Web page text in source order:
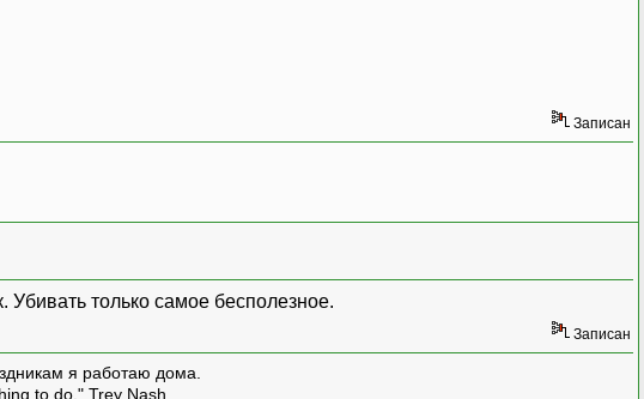
Записан
только самое бесполезное.
Записан
я работаю дома.
to do." Trey Nash